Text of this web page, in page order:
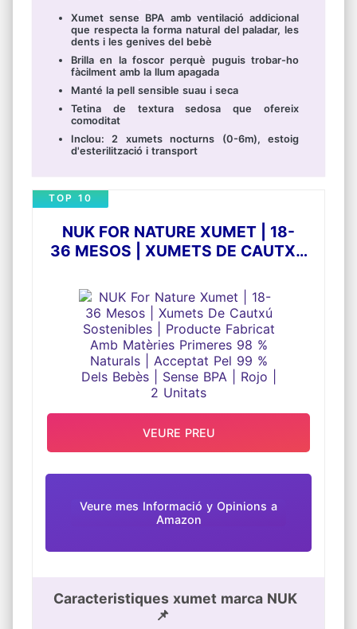
Xumet sense BPA amb ventilació addicional
que respecta la forma natural del paladar, les
dents i les genives del bebè
Brilla en la foscor perquè puguis trobar-ho
fàcilment amb la llum apagada
Manté la pell sensible suau i seca
Tetina de textura sedosa que ofereix
comoditat
Inclou: 2 xumets nocturns (0-6m), estoig
d'esterilització i transport
NUK FOR NATURE XUMET | 18-
36 MESOS | XUMETS DE CAUTXÚ
FABRICAT AMB MATÈRIES PRIMERES
98 % NATURALS | ACCEPTAT PEL
99 % DELS BEBÈS | SENSE BPA |
ROJO | 2 UNITATS
TOP 10
Veure mes Informació y Opinions a
Amazon
Caracteristiques xumet marca NUK
📌
VEURE PREU